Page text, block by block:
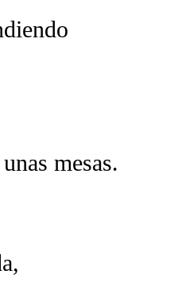
mesas.